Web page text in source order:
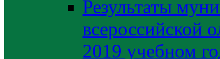
Результаты
всероссийской
2019 учебном